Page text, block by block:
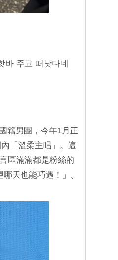
바 주고 떠낫다네
籍男團，今年1月正
「溫柔主唱」。這
區滿滿都是粉絲的
天也能巧遇！」、